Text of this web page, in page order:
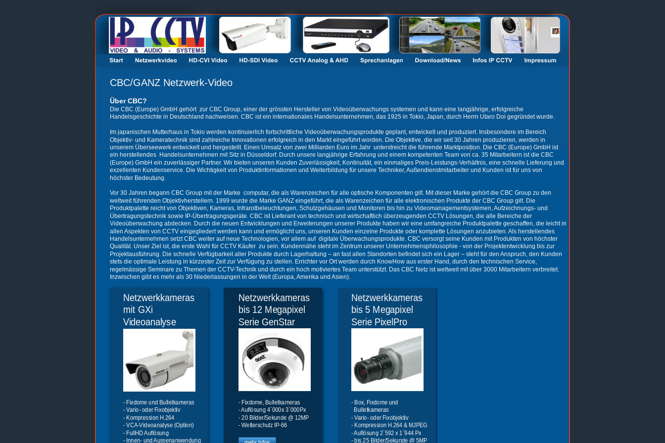
CBC/GANZ Netzwerk-Video
Über CBC?
Die CBC (Europe) GmbH gehört  zur CBC Group, einer der grössten Hersteller von Videoüberwachungs systemen und kann eine langjährige, erfolgreiche
Handelsgeschichte in Deutschland nachweisen. CBC ist ein internationales Handelsunternehmen, das 1925 in Tokio, Japan, durch Herrn Utaro Doi gegründet wurde.
Im japanischen Mutterhaus in Tokio werden kontinuierlich fortschrittliche Videoüberwachungsprodukte geplant, entwickelt und produziert. Insbesondere im Bereich
Objektiv- und Kameratechnik sind zahlreiche Innovationen erfolgreich in den Markt eingeführt worden. Die Objektive, die wir seit 30 Jahren produzieren, werden in
unserem Überseewerk entwickelt und hergestellt. Einen Umsatz von zwei Milliarden Euro im Jahr  unterstreicht die führende Marktposition. Die CBC (Europe) GmbH ist
ein herstellendes  Handelsunternehmen mit Sitz in Düsseldorf. Durch unsere langjährige Erfahrung und einem kompetenten Team von ca. 35 Mitarbeitern ist die CBC
(Europe) GmbH ein zuverlässiger Partner. Wir bieten unseren Kunden Zuverlässigkeit, Kontinuität, ein einmaliges Preis-Leistungs-Verhältnis, eine schnelle Lieferung und
exzellenten Kundenservice. Die Wichtigkeit von Produktinformationen und Weiterbildung für unsere Techniker, Außendienstmitarbeiter und Kunden ist für uns von
höchster Bedeutung.
Vor 30 Jahren begann CBC Group mit der Marke  computar, die als Warenzeichen für alle optische Komponenten gilt. Mit dieser Marke gehört die CBC Group zu den
weltweit führenden Objektivherstellern. 1999 wurde die Marke GANZ eingeführt, die als Warenzeichen für alle elektronischen Produkte der CBC Group gilt. Die
Produktpalette reicht von Objektiven, Kameras, Infrarotbeleuchtungen, Schutzgehäusen und Monitoren bis hin zu Videomanagementsystemen, Aufzeichnungs- und
Übertragungstechnik sowie IP-Übertragungsgeräte. CBC ist Lieferant von technisch und wirtschaftlich überzeugenden CCTV Lösungen, die alle Bereiche der
Videoüberwachung abdecken. Durch die neuen Entwicklungen und Erweiterungen unserer Produkte haben wir eine umfangreiche Produktpalette geschaffen, die leicht in
allen Aspekten von CCTV eingegliedert werden kann und ermöglicht uns, unseren Kunden einzelne Produkte oder komplette Lösungen anzubieten. Als herstellendes
Handelsunternehmen setzt CBC weiter auf neue Technologien, vor allem auf  digitale Überwachungsprodukte. CBC versorgt seine Kunden mit Produkten von höchster
Qualität. Unser Ziel ist, die erste Wahl für CCTV Käufer  zu sein. Kundennähe steht im Zentrum unserer Unternehmensphilosophie - von der Projektentwicklung bis zur
Projektausführung. Die schnelle Verfügbarkeit aller Produkte durch Lagerhaltung – an fast allen Standorten befindet sich ein Lager – steht für den Anspruch, den Kunden
stets die optimale Leistung in kürzester Zeit zur Verfügung zu stellen. Errichter vor Ort werden durch KnowHow aus erster Hand, durch den technischen Service,
regelmässige Seminare zu Themen der CCTV-Technik und durch ein hoch motiviertes Team unterstützt. Das CBC Netz ist weltweit mit über 3000 Mitarbeitern verbreitet.
Inzwischen gibt es mehr als 30 Niederlassungen in der Welt (Europa, Amerika und Asien).
Netzwerkkameras
mit GXi
Videoanalyse
- Fixdome und Bulletkameras
- Vario- oder Fixobjektiv
- Kompression H.264
- VCA-Videoanalyse (Option)
- FullHD Auflösung
- Innen- und Aussenanwendung
Netzwerkkameras
bis 5 Megapixel
Serie PixelPro
- Box, Fixdome und
Bulletkameras
- Vario- oder Fixobjektiv
- Kompression H.264 & MJPEG
- Auflösung 2`592 x 1`944 Px
- bis 25 Bilder/Sekunde @ 5MP
Netzwerkkameras
bis 12 Megapixel
Serie GenStar
- Fixdome, Bulletkameras
- Auflösung 4`000x 3`000Px
- 20 Bilder/Sekunde @ 12MP
- Wetterschutz IP-66